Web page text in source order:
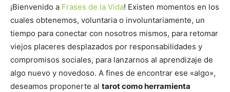
¡Bienvenido a Frases de la Vida! Existen momentos en los
cuales obtenemos, voluntaria o involuntariamente, un
tiempo para conectar con nosotros mismos, para retomar
viejos placeres desplazados por responsabilidades y
compromisos sociales, para lanzarnos al aprendizaje de
algo nuevo y novedoso. A fines de encontrar ese «algo»,
deseamos proponerte al tarot como herramienta